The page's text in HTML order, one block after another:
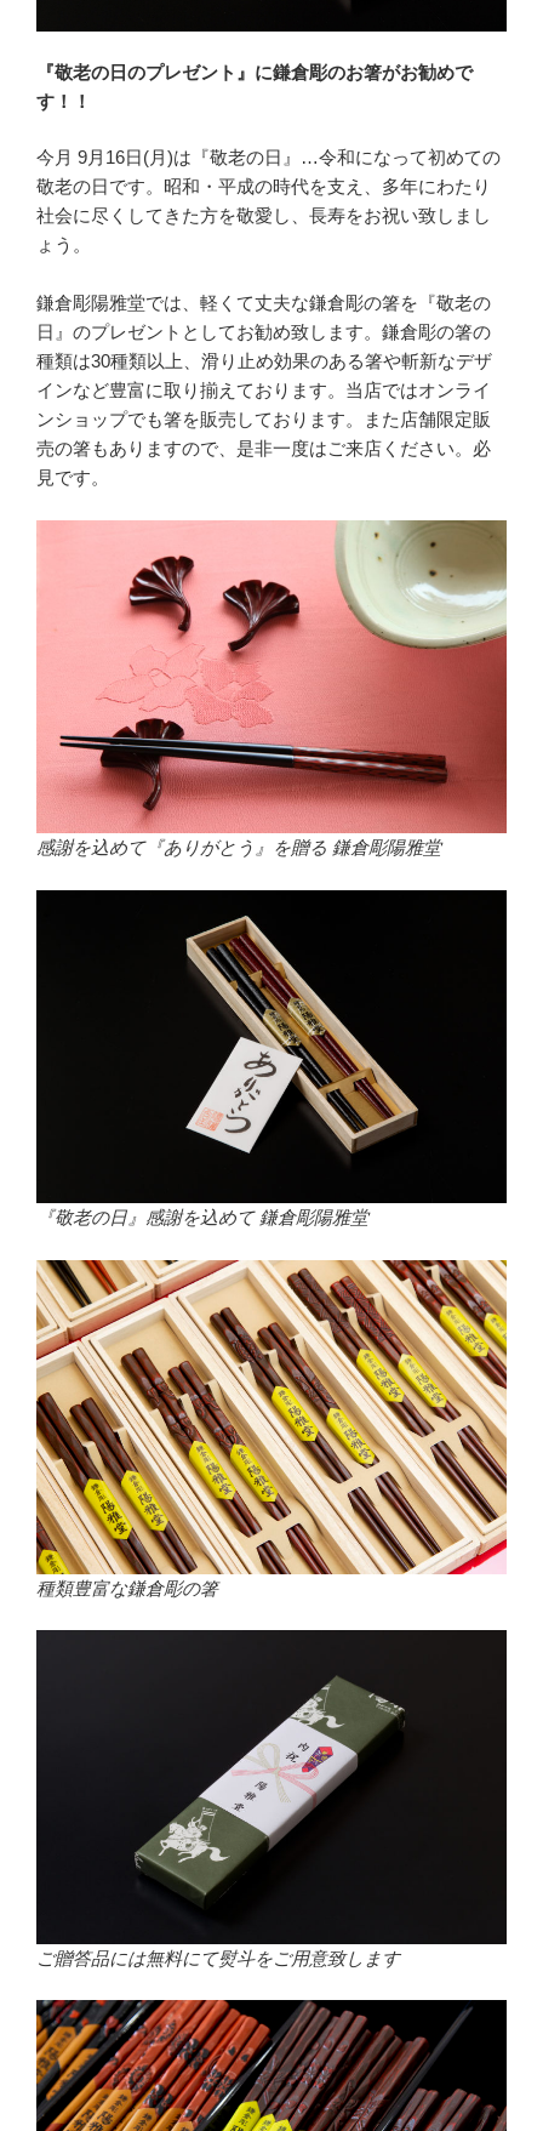
『敬老の日のプレゼント』に鎌倉彫のお箸がお勧めで
す！！
今月 9月16日(月)は『敬老の日』…令和になって初めての
敬老の日です。昭和・平成の時代を支え、多年にわたり
社会に尽くしてきた方を敬愛し、長寿をお祝い致しまし
ょう。
鎌倉彫陽雅堂では、軽くて丈夫な鎌倉彫の箸を『敬老の
日』のプレゼントとしてお勧め致します。鎌倉彫の箸の
種類は30種類以上、滑り止め効果のある箸や斬新なデザ
インなど豊富に取り揃えております。当店ではオンライ
ンショップでも箸を販売しております。また店舗限定販
売の箸もありますので、是非一度はご来店ください。必
見です。
感謝を込めて『ありがとう』を贈る 鎌倉彫陽雅堂
『敬老の日』感謝を込めて 鎌倉彫陽雅堂
種類豊富な鎌倉彫の箸
ご贈答品には無料にて熨斗をご用意致します